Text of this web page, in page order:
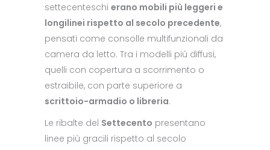
settecenteschi erano mobili più leggeri e
longilinei rispetto al secolo precedente,
pensati come consolle multifunzionali da
camera da letto. Tra i modelli più diffusi,
quelli con copertura a scorrimento o
estraibile, con parte superiore a
scrittoio-armadio o libreria.
Le ribalte del Settecento presentano
linee più gracili rispetto al secolo